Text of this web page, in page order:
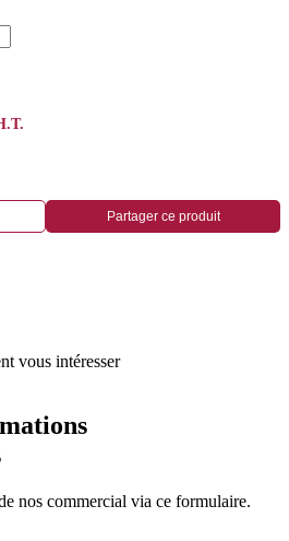
Partager ce produit
vous intéresser
nos commercial via ce formulaire.